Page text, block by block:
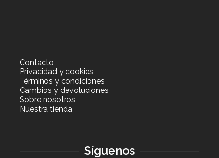
Contacto
Privacidad y cookies
Términos y condiciones
Cambios y devoluciones
Sobre nosotros
Nuestra tienda
Síguenos